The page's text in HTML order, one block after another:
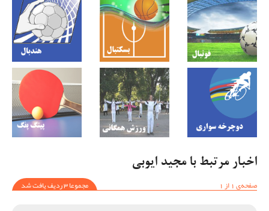
اخبار مرتبط با مجید ایوبی
صفحه‌ی 1 از 1
مجموعا 3 ردیف یافت شد